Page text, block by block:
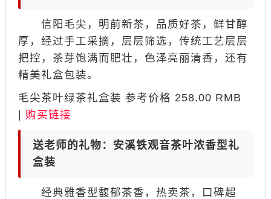
信阳毛尖，明前新茶，品质好茶，鲜甘醇
厚，经过手工采摘，层层筛选，传统工艺层层
把控，茶芽饱满而肥壮，色泽亮丽清香，还有
精美礼盒包装。
毛尖茶叶绿茶礼盒装 参考价格 258.00 RMB
购买链接
送老师的礼物：安溪铁观音茶叶浓香型礼
盒装
经典雅香型馥郁茶香，热卖茶，口碑超